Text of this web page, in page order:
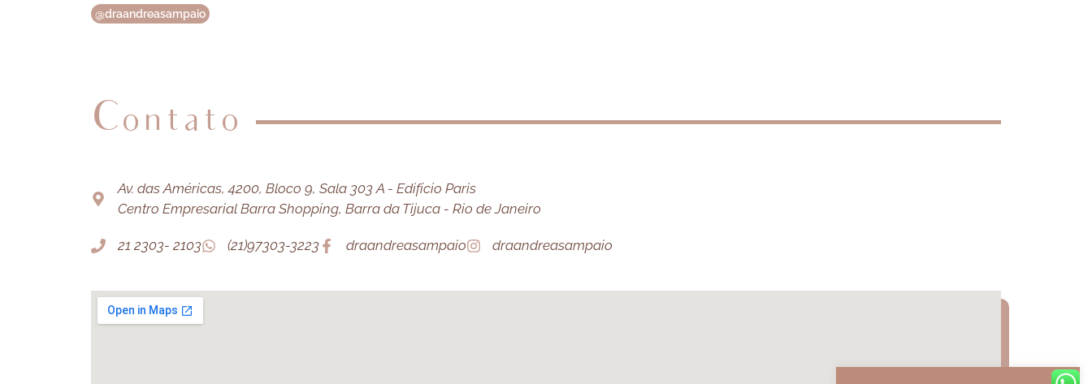
@draandreasampaio
Contato
Av. das Américas, 4200, Bloco 9, Sala 303 A - Edifício Paris
Centro Empresarial Barra Shopping, Barra da Tijuca - Rio de Janeiro
21 2303- 2103 (21)97303-3223 draandreasampaio draandreasampaio